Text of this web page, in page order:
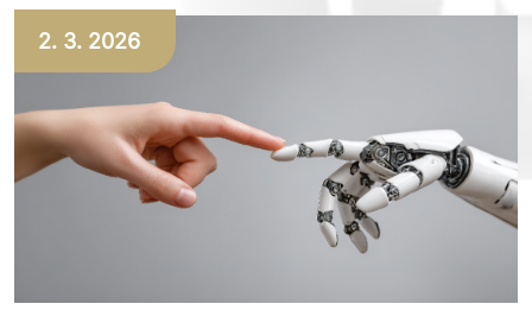
2. 3. 2026